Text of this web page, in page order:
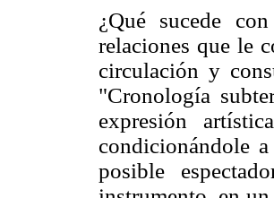
¿Qué sucede
relaciones que le
circulación y
"Cronología
expresión
condicionándole
posible